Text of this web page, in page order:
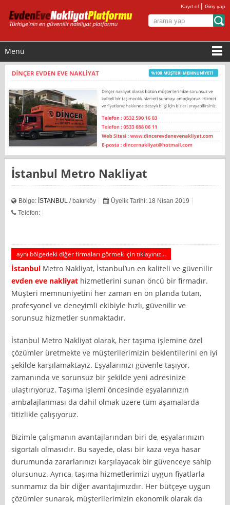
Kayıt ol |Giriş yap
Menü
İstanbul Metro Nakliyat
Bölge: İSTANBUL / bakırköy
Üyelik Tarihi: 18 Nisan 2019
Telefon:
aynı bölgedeki diğer firmaları görmek için tıklayınız...
İstanbul Metro Nakliyat, İstanbul’un en kaliteli ve güvenilir
evden eve nakliyat hizmetlerini sunan öncü bir firmadır.
Müşteri memnuniyetini her zaman en ön planda tutan,
profesyonel ve deneyimli ekibiyle hızlı, güvenilir ve
sorunsuz hizmetler sunmaktadır.
İstanbul Metro Nakliyat olarak, her taşıma işlemine özel
çözümler üretmekte ve müşterilerimizin beklentilerini en iyi
şekilde karşılamaktayız. Eşyalarınızı güvenle taşıyor,
zamanında ve sorunsuz bir şekilde yeni adresinize
ulaştırıyoruz. Taşıma işlemi öncesinde eşyalarınızın
ambalajlanması da dahil olmak üzere tüm aşamalarda
titizlikle çalışıyoruz.
Bizimle çalışmanın avantajlarından biri de, eşyalarınızın
sigortalı olmasıdır. Bu sayede, olası bir kaza veya hasar
durumunda zararlarınızı karşılayacak bir güvenceye sahip
olursunuz. Ayrıca, taşıma hizmetlerimizi uygun fiyatlarla
sunmamız da bir diğer avantajımızdır. Her bütçeye uygun
çözümler sunarak, müşterilerimizin ekonomik olarak da